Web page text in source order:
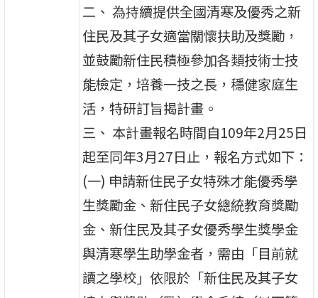
二、 為持續提供全國清寒及優秀之新
住民及其子女適當關懷扶助及獎勵，
並鼓勵新住民積極參加各類技術士技
能檢定，培養一技之長，穩健家庭生
活，特研訂旨揭計畫。
三、 本計畫報名時間自109年2月25日
起至同年3月27日止，報名方式如下：
(一) 申請新住民子女特殊才能優秀學
生獎勵金、新住民子女總統教育獎勵
金、新住民及其子女優秀學生獎學金
與清寒學生助學金者，需由「目前就
讀之學校」依限於「新住民及其子女